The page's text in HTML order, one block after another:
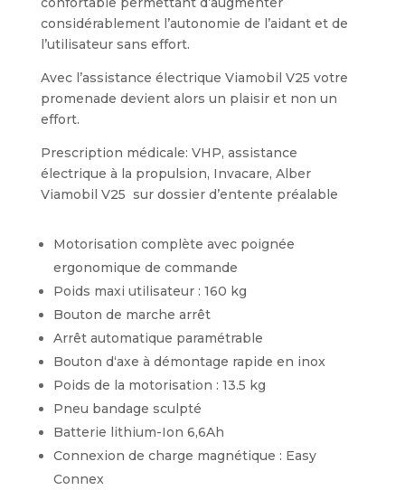
considérablement l’autonomie de l’aidant et de
l’utilisateur sans effort.
Avec l’assistance électrique Viamobil V25 votre
promenade devient alors un plaisir et non un
effort.
Prescription médicale: VHP, assistance
électrique à la propulsion, Invacare, Alber
Viamobil V25 sur dossier d’entente préalable
Motorisation complète avec poignée
ergonomique de commande
Poids maxi utilisateur : 160 kg
Bouton de marche arrêt
Arrêt automatique paramétrable
Bouton d‘axe à démontage rapide en inox
Poids de la motorisation : 13.5 kg
Pneu bandage sculpté
Batterie lithium-Ion 6,6Ah
Connexion de charge magnétique : Easy
Connex